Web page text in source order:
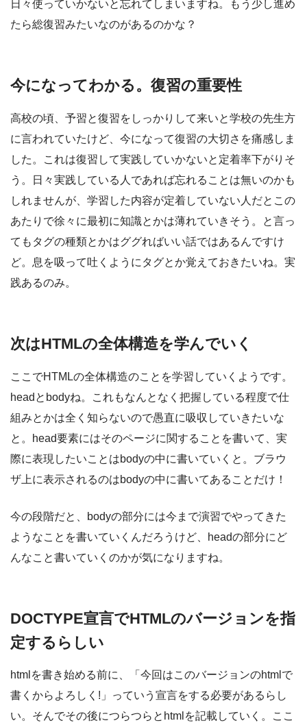
日々使っていかないと忘れてしまいますね。もう少し進め
たら総復習みたいなのがあるのかな？
今になってわかる。復習の重要性
高校の頃、予習と復習をしっかりして来いと学校の先生方
に言われていたけど、今になって復習の大切さを痛感しま
した。これは復習して実践していかないと定着率下がりそ
う。日々実践している人であれば忘れることは無いのかも
しれませんが、学習した内容が定着していない人だとこの
あたりで徐々に最初に知識とかは薄れていきそう。と言っ
てもタグの種類とかはググればいい話ではあるんですけ
ど。息を吸って吐くようにタグとか覚えておきたいね。実
践あるのみ。
次はHTMLの全体構造を学んでいく
ここでHTMLの全体構造のことを学習していくようです。
headとbodyね。これもなんとなく把握している程度で仕
組みとかは全く知らないので愚直に吸収していきたいな
と。head要素にはそのページに関することを書いて、実
際に表現したいことはbodyの中に書いていくと。ブラウ
ザ上に表示されるのはbodyの中に書いてあることだけ！
今の段階だと、bodyの部分には今まで演習でやってきた
ようなことを書いていくんだろうけど、headの部分にど
んなこと書いていくのかが気になりますね。
DOCTYPE宣言でHTMLのバージョンを指
定するらしい
htmlを書き始める前に、「今回はこのバージョンのhtmlで
書くからよろしく!」っていう宣言をする必要があるらし
い。そんでその後につらつらとhtmlを記載していく。ここ